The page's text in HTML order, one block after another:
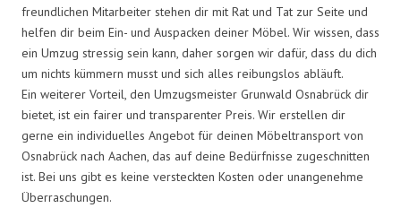
freundlichen Mitarbeiter stehen dir mit Rat und Tat zur Seite und
helfen dir beim Ein- und Auspacken deiner Möbel. Wir wissen, dass
ein Umzug stressig sein kann, daher sorgen wir dafür, dass du dich
um nichts kümmern musst und sich alles reibungslos abläuft.
Ein weiterer Vorteil, den Umzugsmeister Grunwald Osnabrück dir
bietet, ist ein fairer und transparenter Preis. Wir erstellen dir
gerne ein individuelles Angebot für deinen Möbeltransport von
Osnabrück nach Aachen, das auf deine Bedürfnisse zugeschnitten
ist. Bei uns gibt es keine versteckten Kosten oder unangenehme
Überraschungen.